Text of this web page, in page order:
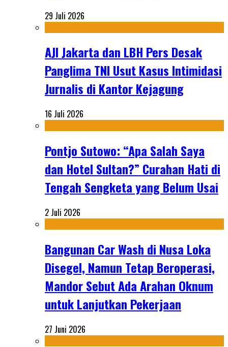
29 Juli 2026
AJI Jakarta dan LBH Pers Desak
Panglima TNI Usut Kasus Intimidasi
Jurnalis di Kantor Kejagung
16 Juli 2026
Pontjo Sutowo: “Apa Salah Saya
dan Hotel Sultan?” Curahan Hati di
Tengah Sengketa yang Belum Usai
2 Juli 2026
Bangunan Car Wash di Nusa Loka
Disegel, Namun Tetap Beroperasi,
Mandor Sebut Ada Arahan Oknum
untuk Lanjutkan Pekerjaan
27 Juni 2026